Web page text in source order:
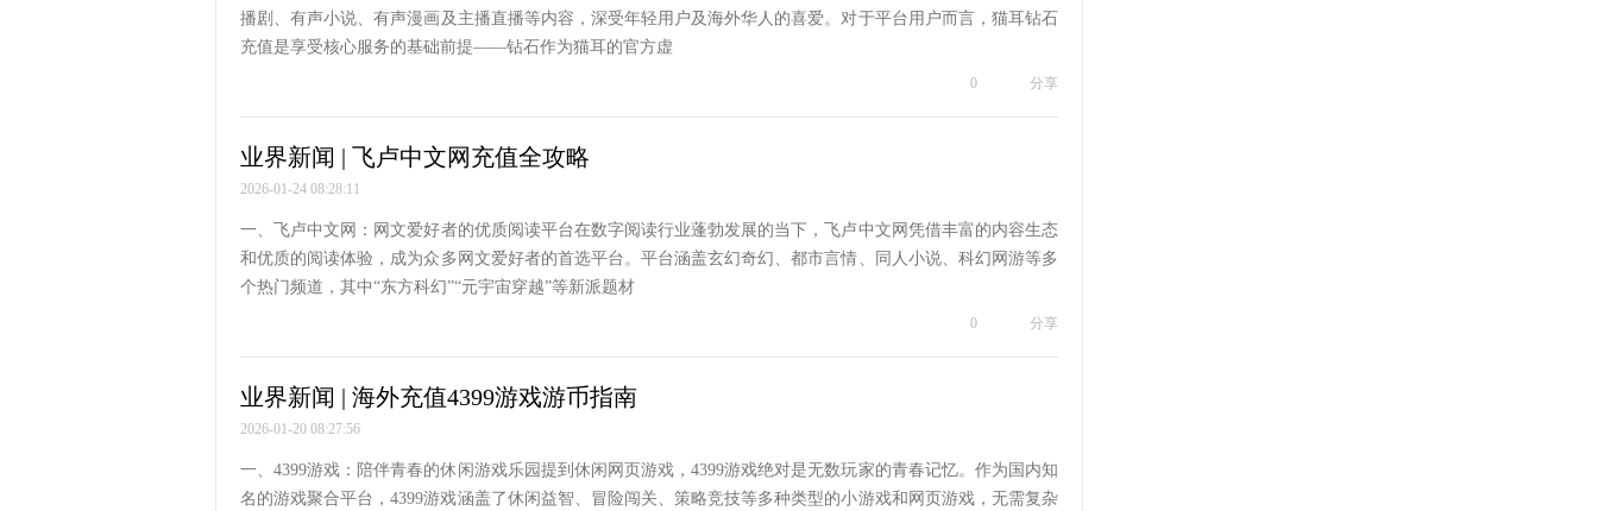
播剧、有声小说、有声漫画及主播直播等内容，深受年轻用户及海外华人的喜爱。对于平台用户而言，猫耳钻石
充值是享受核心服务的基础前提——钻石作为猫耳的官方虚
0 分享
业界新闻 | 飞卢中文网充值全攻略
2026-01-24 08:28:11
一、飞卢中文网：网文爱好者的优质阅读平台在数字阅读行业蓬勃发展的当下，飞卢中文网凭借丰富的内容生态
和优质的阅读体验，成为众多网文爱好者的首选平台。平台涵盖玄幻奇幻、都市言情、同人小说、科幻网游等多
个热门频道，其中“东方科幻”“元宇宙穿越”等新派题材
0 分享
业界新闻 | 海外充值4399游戏游币指南
2026-01-20 08:27:56
一、4399游戏：陪伴青春的休闲游戏乐园提到休闲网页游戏，4399游戏绝对是无数玩家的青春记忆。作为国内知
名的游戏聚合平台，4399游戏涵盖了休闲益智、冒险闯关、策略竞技等多种类型的小游戏和网页游戏，无需复杂